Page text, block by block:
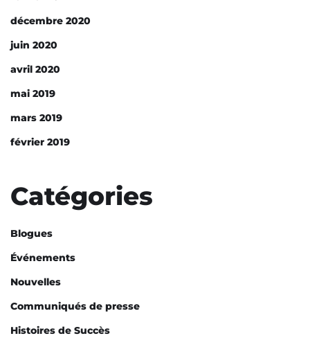
décembre 2020
juin 2020
avril 2020
mai 2019
mars 2019
février 2019
Catégories
Blogues
Événements
Nouvelles
Communiqués de presse
Histoires de Succès